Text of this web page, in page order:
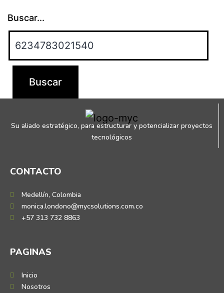
Buscar...
Su aliado estratégico, para estructurar y potencializar proyectos
tecnológicos
CONTACTO
Medellín, Colombia
monica.londono@mycsolutions.com.co
+57 313 732 8863
PAGINAS
Inicio
Nosotros